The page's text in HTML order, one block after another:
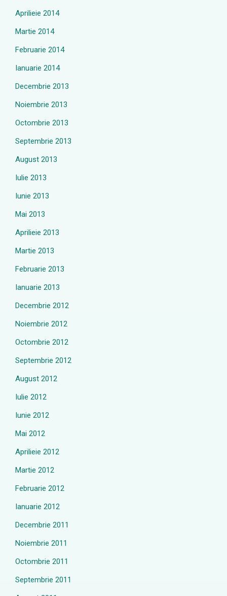
Aprilieie 2014
Martie 2014
Februarie 2014
Ianuarie 2014
Decembrie 2013
Noiembrie 2013
Octombrie 2013
Septembrie 2013
August 2013
Iulie 2013
Iunie 2013
Mai 2013
Aprilieie 2013
Martie 2013
Februarie 2013
Ianuarie 2013
Decembrie 2012
Noiembrie 2012
Octombrie 2012
Septembrie 2012
August 2012
Iulie 2012
Iunie 2012
Mai 2012
Aprilieie 2012
Martie 2012
Februarie 2012
Ianuarie 2012
Decembrie 2011
Noiembrie 2011
Octombrie 2011
Septembrie 2011